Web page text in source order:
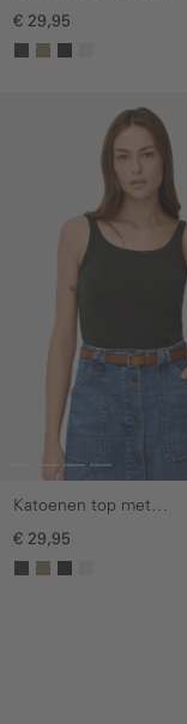
spaghettibandjes
€ 29,95
Katoenen top met
spaghettibandjes
€ 29,95